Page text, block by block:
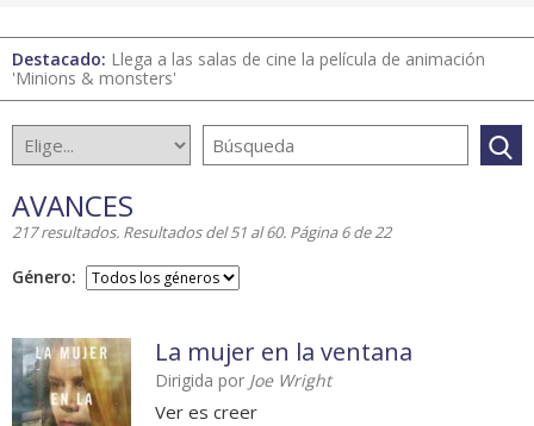
Destacado: Llega a las salas de cine la película de animación
'Minions & monsters'
AVANCES
217 resultados. Resultados del 51 al 60. Página 6 de 22
Género:
La mujer en la ventana
Dirigida por Joe Wright
Ver es creer